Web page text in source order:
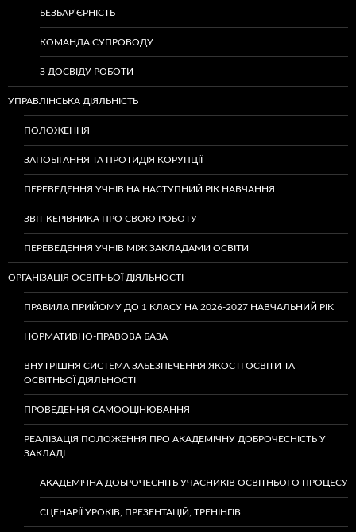
БЕЗБАР’ЄРНІСТЬ
КОМАНДА СУПРОВОДУ
З ДОСВІДУ РОБОТИ
УПРАВЛІНСЬКА ДІЯЛЬНІСТЬ
ПОЛОЖЕННЯ
ЗАПОБІГАННЯ ТА ПРОТИДІЯ КОРУПЦІЇ
ПЕРЕВЕДЕННЯ УЧНІВ НА НАСТУПНИЙ РІК НАВЧАННЯ
ЗВІТ КЕРІВНИКА ПРО СВОЮ РОБОТУ
ПЕРЕВЕДЕННЯ УЧНІВ МІЖ ЗАКЛАДАМИ ОСВІТИ
ОРГАНІЗАЦІЯ ОСВІТНЬОЇ ДІЯЛЬНОСТІ
ПРАВИЛА ПРИЙОМУ ДО 1 КЛАСУ НА 2026-2027 НАВЧАЛЬНИЙ РІК
НОРМАТИВНО-ПРАВОВА БАЗА
ВНУТРІШНЯ СИСТЕМА ЗАБЕЗПЕЧЕННЯ ЯКОСТІ ОСВІТИ ТА
ОСВІТНЬОЇ ДІЯЛЬНОСТІ
ПРОВЕДЕННЯ САМООЦІНЮВАННЯ
РЕАЛІЗАЦІЯ ПОЛОЖЕННЯ ПРО АКАДЕМІЧНУ ДОБРОЧЕСНІСТЬ У
ЗАКЛАДІ
АКАДЕМІЧНА ДОБРОЧЕСНІТЬ УЧАСНИКІВ ОСВІТНЬОГО ПРОЦЕСУ
СЦЕНАРІЇ УРОКІВ, ПРЕЗЕНТАЦІЙ, ТРЕНІНГІВ